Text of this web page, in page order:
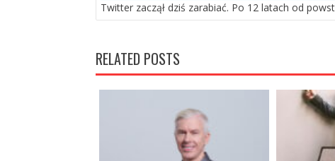
Twitter zaczął dziś zarabiać. Po 12 latach od
RELATED POSTS